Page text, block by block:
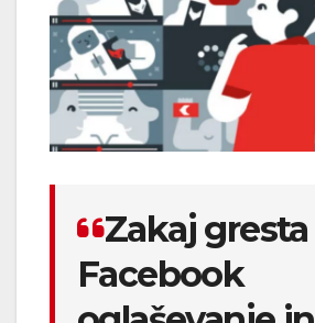
Zakaj gresta
Facebook